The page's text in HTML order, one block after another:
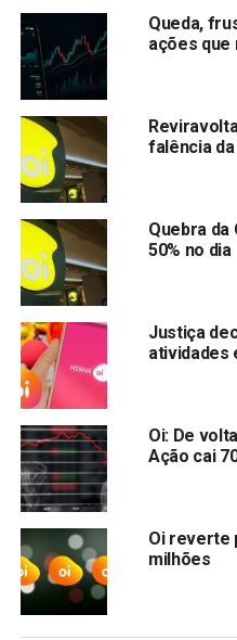
Rio de Janeiro (MPRJ)
Fonte: Agência Senado
Compartilhar:
Copy
Link
TÓPICOS RELACIONADOS:
PRÓXIMA:
Ações da Oi, (Oibr3) e
nova lei das Teles
NÃO PERCA:
Ações magazine luiza
dia de lançamento da
Queda,
ações que
falência da
Quebra
50% no dia
Justiça
atividades
Oi: De
Ação cai
Oi reverte
milhões